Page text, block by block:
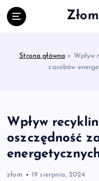
Strona główna » Wpływ
zasobów
Wpływ
oszczędność
złom 19 sierpnia, 2024